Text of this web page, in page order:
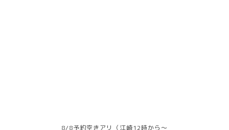
8/8予約空きアリ（江崎12時から～